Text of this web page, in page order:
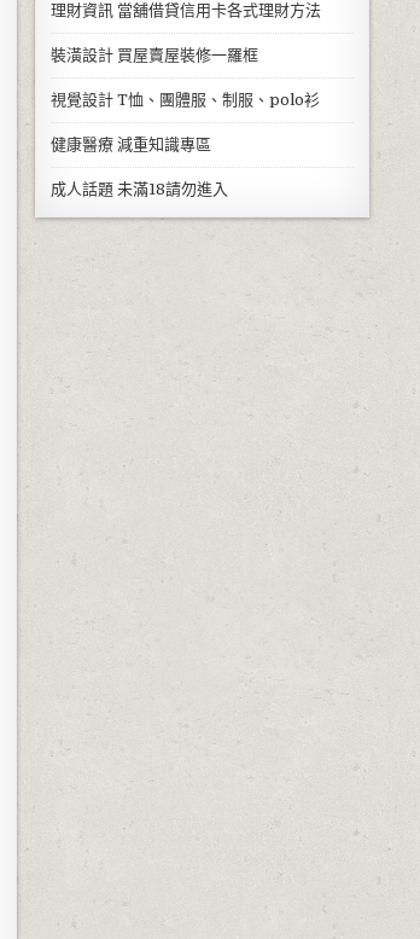
理財資訊當舖借貸信用卡各式理財方法
裝潢設計買屋賣屋裝修一羅框
視覺設計T恤、團體服、制服、polo衫
健康醫療減重知識專區
成人話題未滿18請勿進入